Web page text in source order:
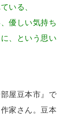
いる、
優しい気持ち
、という思い
屋豆本市』で
家さん。豆本